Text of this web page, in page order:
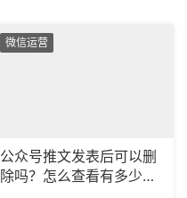
微信运营
公众号推文发表后可以删
除吗？怎么查看有多少用